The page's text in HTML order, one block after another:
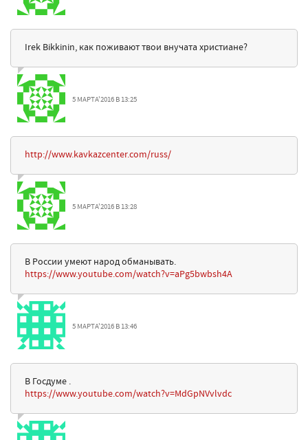
Irek Bikkinin, как поживают твои внучата христиане?
5 МАРТА'2016 В 13:25
http://www.kavkazcenter.com/russ/
5 МАРТА'2016 В 13:28
В России умеют народ обманывать.
https://www.youtube.com/watch?v=aPg5bwbsh4A
5 МАРТА'2016 В 13:46
В Госдуме .
https://www.youtube.com/watch?v=MdGpNVvlvdc